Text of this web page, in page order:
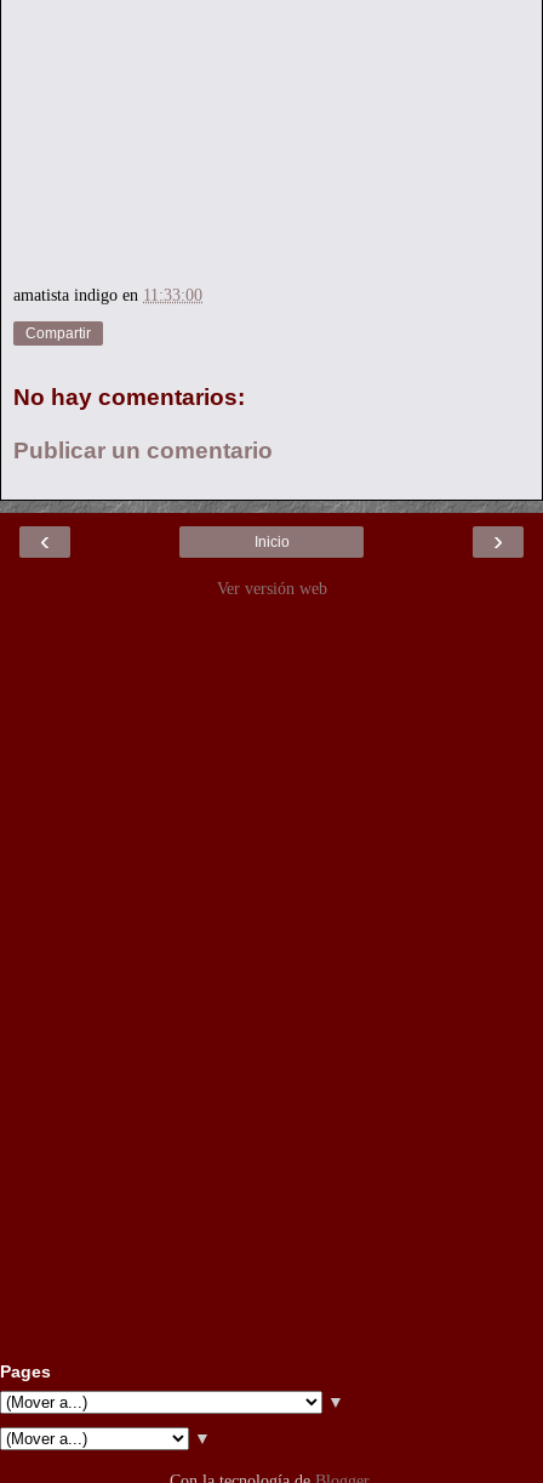
amatista indigo en 11:33:00
Compartir
No hay comentarios:
Publicar un comentario
‹ ›
Inicio
Ver versión web
Pages
▼
▼